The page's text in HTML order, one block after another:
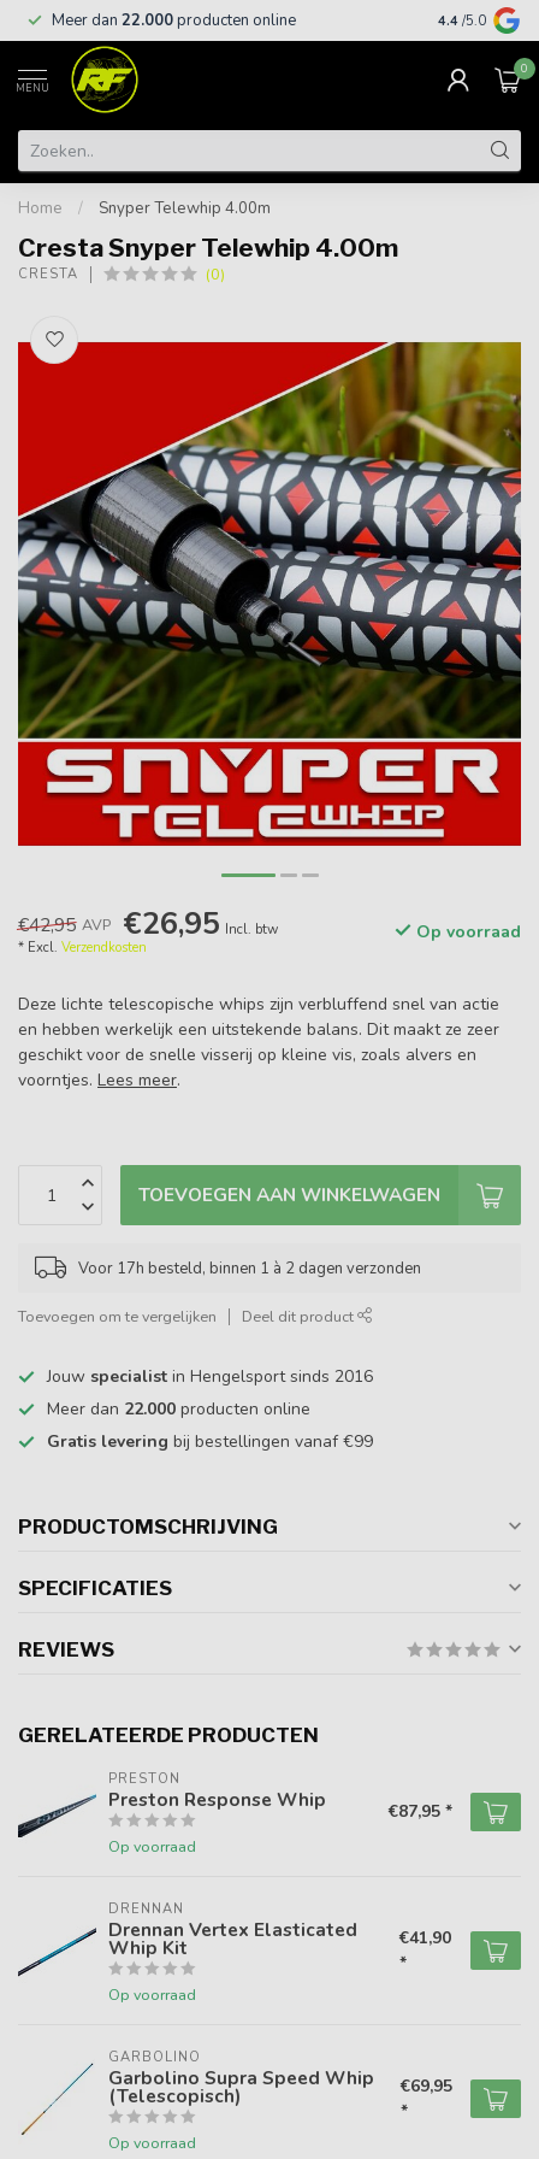
Meer dan 22.000producten online Gratis
4.4 /5.0
MENU
0
Home / Snyper Telewhip 4.00m
Cresta Snyper Telewhip 4.00m
CRESTA (0)
€42,95 AVP €26,95 Incl. btw
* Excl. Verzendkosten
Op voorraad
Deze lichte telescopische whips zijn verbluffend snel van actie
en hebben werkelijk een uitstekende balans. Dit maakt ze zeer
geschikt voor de snelle visserij op kleine vis, zoals alvers en
voorntjes. Lees meer.
TOEVOEGEN AAN WINKELWAGEN
Voor 17h besteld, binnen 1 à 2 dagen verzonden
Toevoegen om te vergelijken Deel dit product
Jouw specialist in Hengelsport sinds 2016
Meer dan 22.000 producten online
Gratis levering bij bestellingen vanaf €99
PRODUCTOMSCHRIJVING
SPECIFICATIES
REVIEWS
GERELATEERDE PRODUCTEN
PRESTON
Preston Response Whip
Op voorraad
€87,95 *
DRENNAN
Drennan Vertex Elasticated
Whip Kit
Op voorraad
€41,90
*
GARBOLINO
Garbolino Supra Speed Whip
(Telescopisch)
Op voorraad
€69,95
*